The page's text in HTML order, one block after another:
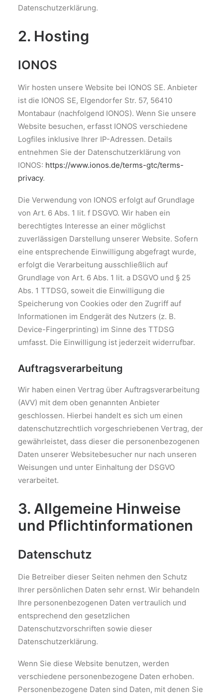
Datenschutzerklärung.
2. Hosting
IONOS
Wir hosten unsere Website bei IONOS SE. Anbieter
ist die IONOS SE, Elgendorfer Str. 57, 56410
Montabaur (nachfolgend IONOS). Wenn Sie unsere
Website besuchen, erfasst IONOS verschiedene
Logfiles inklusive Ihrer IP-Adressen. Details
entnehmen Sie der Datenschutzerklärung von
IONOS: https://www.ionos.de/terms-gtc/terms-
privacy.
Die Verwendung von IONOS erfolgt auf Grundlage
von Art. 6 Abs. 1 lit. f DSGVO. Wir haben ein
berechtigtes Interesse an einer möglichst
zuverlässigen Darstellung unserer Website. Sofern
eine entsprechende Einwilligung abgefragt wurde,
erfolgt die Verarbeitung ausschließlich auf
Grundlage von Art. 6 Abs. 1 lit. a DSGVO und § 25
Abs. 1 TTDSG, soweit die Einwilligung die
Speicherung von Cookies oder den Zugriff auf
Informationen im Endgerät des Nutzers (z. B.
Device-Fingerprinting) im Sinne des TTDSG
umfasst. Die Einwilligung ist jederzeit widerrufbar.
Auftragsverarbeitung
Wir haben einen Vertrag über Auftragsverarbeitung
(AVV) mit dem oben genannten Anbieter
geschlossen. Hierbei handelt es sich um einen
datenschutzrechtlich vorgeschriebenen Vertrag, der
gewährleistet, dass dieser die personenbezogenen
Daten unserer Websitebesucher nur nach unseren
Weisungen und unter Einhaltung der DSGVO
verarbeitet.
3. Allgemeine Hinweise
und Pflicht­informationen
Datenschutz
Die Betreiber dieser Seiten nehmen den Schutz
Ihrer persönlichen Daten sehr ernst. Wir behandeln
Ihre personenbezogenen Daten vertraulich und
entsprechend den gesetzlichen
Datenschutzvorschriften sowie dieser
Datenschutzerklärung.
Wenn Sie diese Website benutzen, werden
verschiedene personenbezogene Daten erhoben.
Personenbezogene Daten sind Daten, mit denen Sie